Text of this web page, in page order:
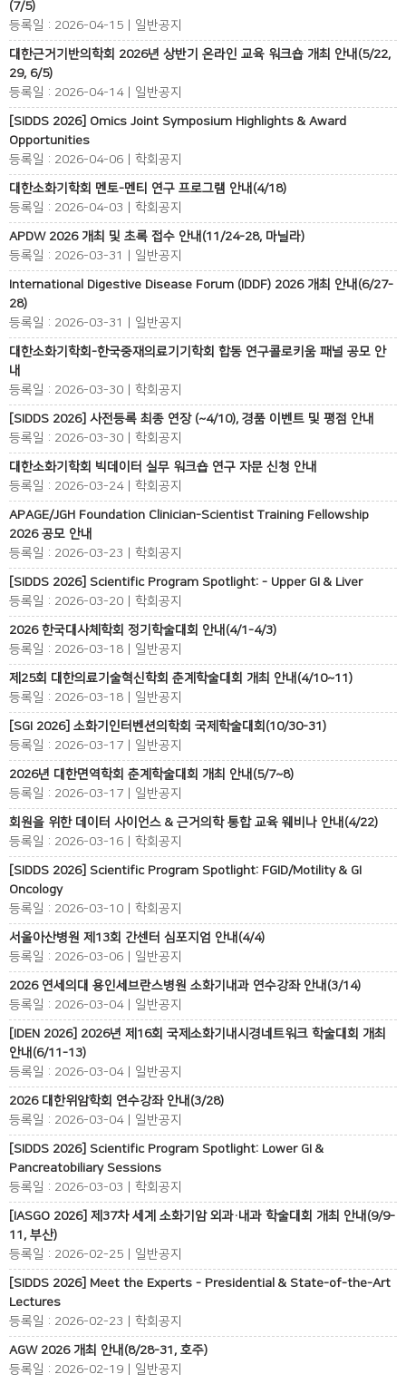
(7/5)
등록일 : 2026-04-15 | 일반공지
대한근거기반의학회 2026년 상반기 온라인 교육 워크숍 개최 안내(5/22,
29, 6/5)
등록일 : 2026-04-14 | 일반공지
[SIDDS 2026] Omics Joint Symposium Highlights & Award
Opportunities
등록일 : 2026-04-06 | 학회공지
대한소화기학회 멘토-멘티 연구 프로그램 안내(4/18)
등록일 : 2026-04-03 | 학회공지
APDW 2026 개최 및 초록 접수 안내(11/24-28, 마닐라)
등록일 : 2026-03-31 | 일반공지
International Digestive Disease Forum (IDDF) 2026 개최 안내(6/27-
28)
등록일 : 2026-03-31 | 일반공지
대한소화기학회-한국중재의료기기학회 합동 연구콜로키움 패널 공모 안
내
등록일 : 2026-03-30 | 학회공지
[SIDDS 2026] 사전등록 최종 연장 (~4/10), 경품 이벤트 및 평점 안내
등록일 : 2026-03-30 | 학회공지
대한소화기학회 빅데이터 실무 워크숍 연구 자문 신청 안내
등록일 : 2026-03-24 | 학회공지
APAGE/JGH Foundation Clinician-Scientist Training Fellowship
2026 공모 안내
등록일 : 2026-03-23 | 학회공지
[SIDDS 2026] Scientific Program Spotlight: - Upper GI & Liver
등록일 : 2026-03-20 | 학회공지
2026 한국대사체학회 정기학술대회 안내(4/1-4/3)
등록일 : 2026-03-18 | 일반공지
제25회 대한의료기술혁신학회 춘계학술대회 개최 안내(4/10~11)
등록일 : 2026-03-18 | 일반공지
[SGI 2026] 소화기인터벤션의학회 국제학술대회(10/30-31)
등록일 : 2026-03-17 | 일반공지
2026년 대한면역학회 춘계학술대회 개최 안내(5/7~8)
등록일 : 2026-03-17 | 일반공지
회원을 위한 데이터 사이언스 & 근거의학 통합 교육 웨비나 안내(4/22)
등록일 : 2026-03-16 | 학회공지
[SIDDS 2026] Scientific Program Spotlight: FGID/Motility & GI
Oncology
등록일 : 2026-03-10 | 학회공지
서울아산병원 제13회 간센터 심포지엄 안내(4/4)
등록일 : 2026-03-06 | 일반공지
2026 연세의대 용인세브란스병원 소화기내과 연수강좌 안내(3/14)
등록일 : 2026-03-04 | 일반공지
[IDEN 2026] 2026년 제16회 국제소화기내시경네트워크 학술대회 개최
안내(6/11-13)
등록일 : 2026-03-04 | 일반공지
2026 대한위암학회 연수강좌 안내(3/28)
등록일 : 2026-03-04 | 일반공지
[SIDDS 2026] Scientific Program Spotlight: Lower GI &
Pancreatobiliary Sessions
등록일 : 2026-03-03 | 학회공지
[IASGO 2026] 제37차 세계 소화기암 외과·내과 학술대회 개최 안내(9/9-
11, 부산)
등록일 : 2026-02-25 | 일반공지
[SIDDS 2026] Meet the Experts - Presidential & State-of-the-Art
Lectures
등록일 : 2026-02-23 | 학회공지
AGW 2026 개최 안내(8/28-31, 호주)
등록일 : 2026-02-19 | 일반공지